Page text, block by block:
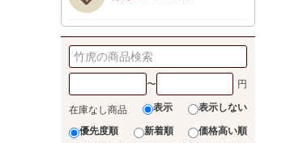
〜
在庫なし商品 表示 表示しない
優先度順 新着順
価格高い順